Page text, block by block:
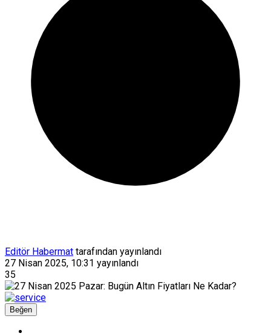
Editör Habermat tarafından yayınlandı
27 Nisan 2025, 10:31 yayınlandı
35
Beğen